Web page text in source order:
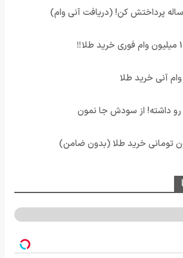
پرداختش کن! (دریافت آنی وام)
رو داشته! از سودش جا نمون